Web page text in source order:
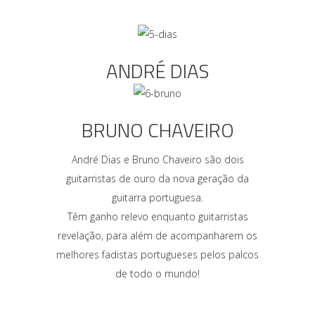
ANDRÉ DIAS
BRUNO CHAVEIRO
André Dias e Bruno Chaveiro são dois
guitarristas de ouro da nova geração da
guitarra portuguesa.
Têm ganho relevo enquanto guitarristas
revelação, para além de acompanharem os
melhores fadistas portugueses pelos palcos
de todo o mundo!